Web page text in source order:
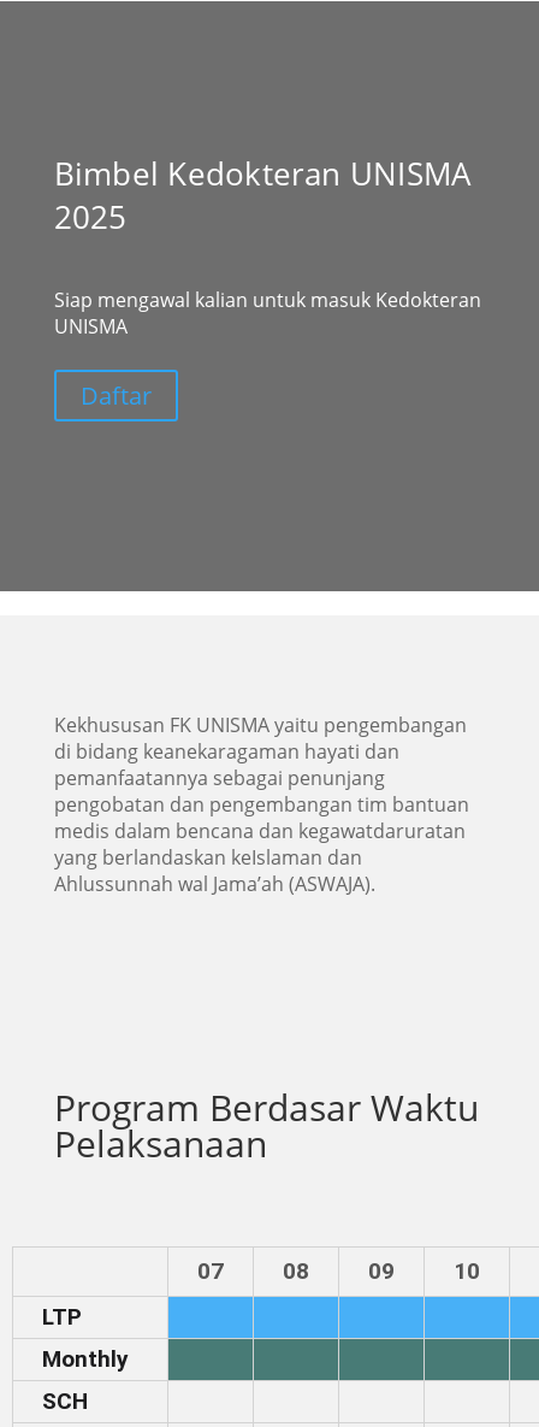
Bimbel Kedokteran UNISMA
2025
Siap mengawal kalian untuk masuk Kedokteran
UNISMA
Daftar
Kekhususan FK UNISMA yaitu pengembangan
di bidang keanekaragaman hayati dan
pemanfaatannya sebagai penunjang
pengobatan dan pengembangan tim bantuan
medis dalam bencana dan kegawatdaruratan
yang berlandaskan keIslaman dan
Ahlussunnah wal Jama’ah (ASWAJA).
Program Berdasar Waktu
Pelaksanaan
07 08 09
10
LTP
Monthly
SCH